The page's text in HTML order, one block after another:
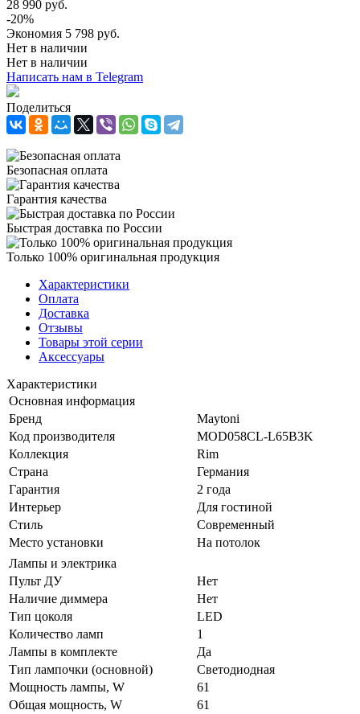
28 990 руб.
-20%
Экономия 5 798 руб.
Нет в наличии
Нет в наличии
Написать нам в Telegram
Поделиться
Безопасная оплата
Гарантия качества
Быстрая доставка по России
Только 100% оригинальная продукция
Характеристики
Оплата
Доставка
Отзывы
Товары этой серии
Аксессуары
Характеристики
Основная информация
Бренд
Maytoni
Код производителя
MOD058CL-L65B3K
Коллекция
Rim
Страна
Германия
Гарантия
2 года
Интерьер
Для гостиной
Стиль
Современный
Место установки
На потолок
Лампы и электрика
Пульт ДУ
Нет
Наличие диммера
Нет
Тип цоколя
LED
Количество ламп
1
Лампы в комплекте
Да
Тип лампочки (основной)
Светодиодная
Мощность лампы, W
61
Общая мощность, W
61